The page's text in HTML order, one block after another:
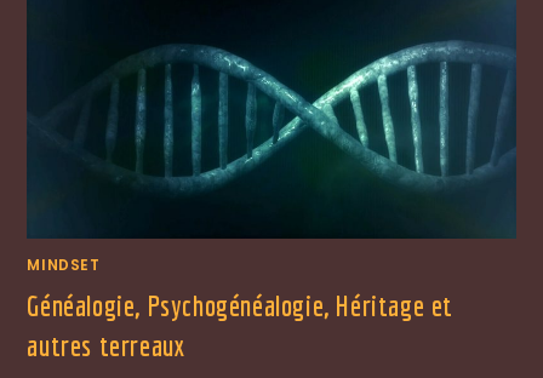
MINDSET
Généalogie, Psychogénéalogie, Héritage et
autres terreaux